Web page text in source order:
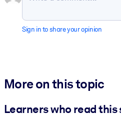
Sign in to share your opinion
More on this topic
Learners who read this